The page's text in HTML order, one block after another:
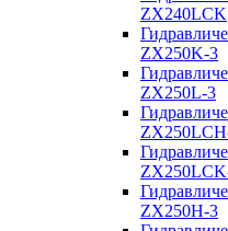
ZX240LCK
ZX250K-3
ZX250L-3
ZX250Н-3